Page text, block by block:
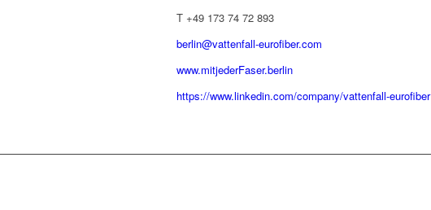
T +49 173 74 72 893
berlin@vattenfall-eurofiber.com
www.mitjederFaser.berlin
https://www.linkedin.com/company/vattenfall-eurofiber